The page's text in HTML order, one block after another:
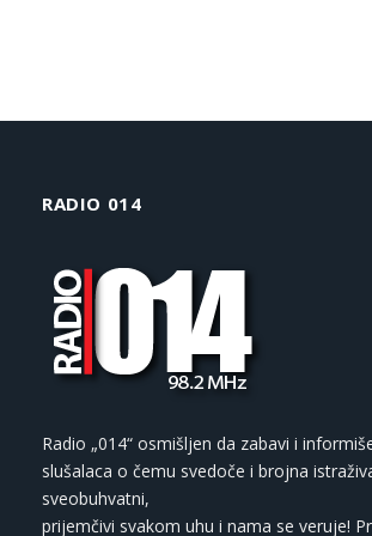
RADIO 014
Radio „014“ osmišljen da zabavi i
slušalaca o čemu svedoče i brojna
sveobuhvatni,
prijemčivi svakom uhu i nama se veruje!